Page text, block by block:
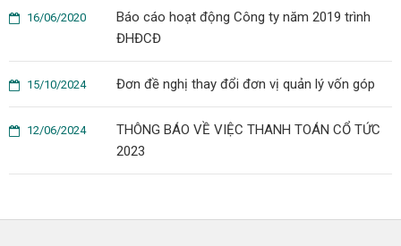
Báo cáo hoạt động Công ty năm 2019 trình
ĐHĐCĐ
16/06/2020
Đơn đề nghị thay đổi đơn vị quản lý vốn góp
15/10/2024
THÔNG BÁO VỀ VIỆC THANH TOÁN CỔ TỨC
2023
12/06/2024